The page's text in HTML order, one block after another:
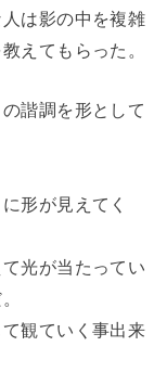
は影の中を複雑
えてもらった。
諧調を形として
形が見えてく
光が当たってい
観ていく事出来